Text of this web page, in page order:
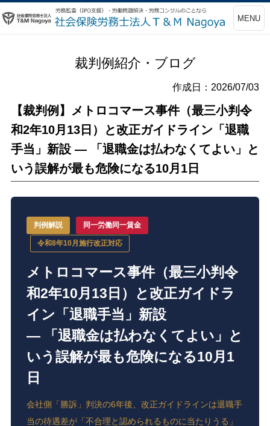
MENU
裁判例紹介・ブログ
作成日：2026/07/03
【裁判例】メトロコマース事件（最三小判令
和2年10月13日）と改正ガイドライン「退職
手当」新設 ― 「退職金は払わなくてよい」と
いう誤解が最も危険になる10月1日
判例解説 同一労働同一賃金
令和8年10月施行改正対応
メトロコマース事件（最三小判令
和2年10月13日）と改正ガイドラ
イン「退職手当」新設
― 「退職金は払わなくてよい」と
いう誤解が最も危険になる10月1
日
会社側「勝訴」判決の6年後、改正ガイドラインは退職手
当の待遇差が「不合理と認められるものに当たりうる」